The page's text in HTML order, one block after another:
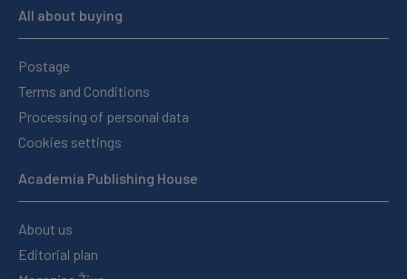
All about buying
Postage
Terms and Conditions
Processing of personal data
Cookies settings
Academia Publishing House
About us
Editorial plan